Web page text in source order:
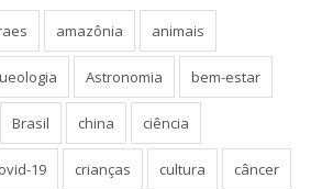
amazônia animais
Astronomia bem-estar
Brasil china ciência
19 crianças cultura câncer